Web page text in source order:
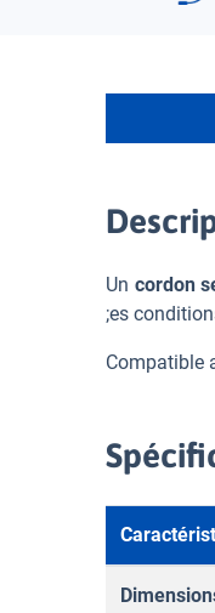
Un cordon
;es
Compatible